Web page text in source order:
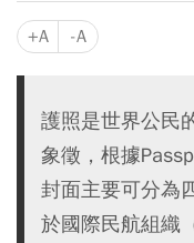
+A -A
護照是世界公民
象徵，根據
封面主要可分為
於國際民航組織